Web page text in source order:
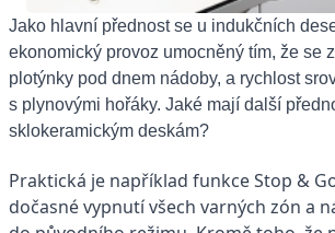
Jako hlavní přednost se u indukčních
ekonomický provoz umocněný tím, že se
plotýnky pod dnem nádoby, a rychlost
s plynovými hořáky. Jaké mají další
sklokeramickým deskám?
Praktická je například funkce Stop &
dočasné vypnutí všech varných zón a